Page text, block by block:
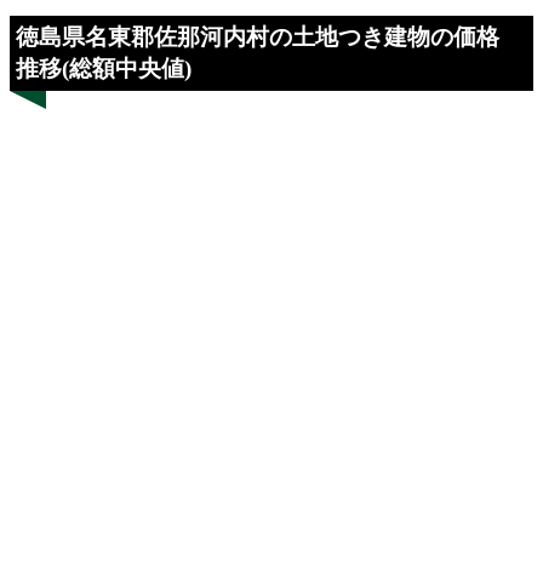
徳島県名東郡佐那河内村の土地つき建物の価格
推移(総額中央値)